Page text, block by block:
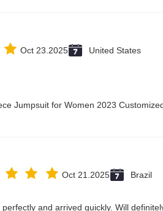
United States
Oct 23.2025
Jumpsuit for Women 2023
Brazil
Oct 21.2025